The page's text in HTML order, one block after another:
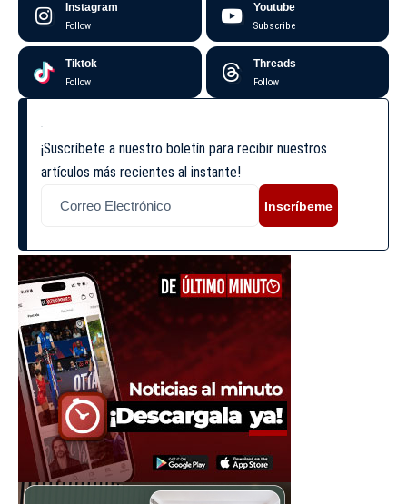
Instagram
Follow
Youtube
Subscribe
Tiktok
Follow
Threads
Follow
¡Suscríbete a nuestro boletín para recibir nuestros
artículos más recientes al instante!
Inscríbeme